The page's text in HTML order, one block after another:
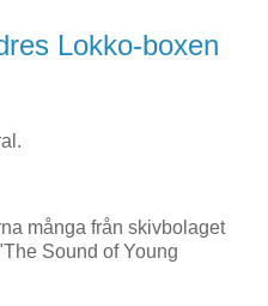
Lokko-boxen
många från skivbolaget
Sound of Young